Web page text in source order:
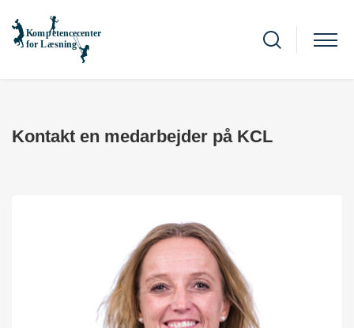
Kontakt en medarbejder på KCL